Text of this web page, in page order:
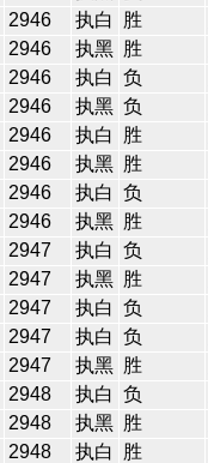
2946 执白 胜
2946 执黑 胜
2946 执白 负
2946 执黑 负
2946 执白 胜
2946 执黑 胜
2946 执白 负
2946 执黑 胜
2947 执白 负
2947 执黑 胜
2947 执白 负
2947 执白 负
2947 执黑 胜
2948 执白 负
2948 执黑 胜
2948 执白 胜